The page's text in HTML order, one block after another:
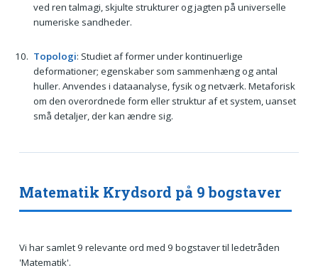
ved ren talmagi, skjulte strukturer og jagten på universelle
numeriske sandheder.
Topologi: Studiet af former under kontinuerlige
deformationer; egenskaber som sammenhæng og antal
huller. Anvendes i dataanalyse, fysik og netværk. Metaforisk
om den overordnede form eller struktur af et system, uanset
små detaljer, der kan ændre sig.
Matematik Krydsord på 9 bogstaver
Vi har samlet 9 relevante ord med 9 bogstaver til ledetråden
'Matematik'.